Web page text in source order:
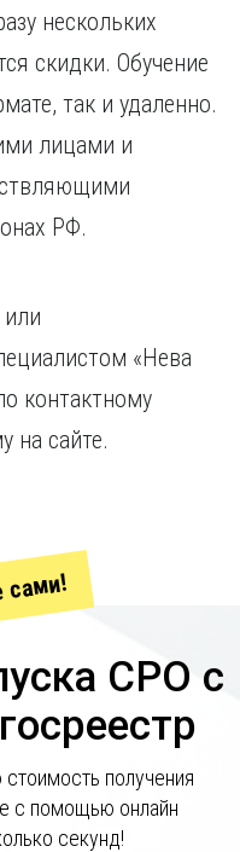
нескольких
скидки. Обучение
так и удаленно.
лицами и
РФ.
«Нева
контактному
на сайте.
сами!
СРО с
получения
с помощью онлайн
секунд!